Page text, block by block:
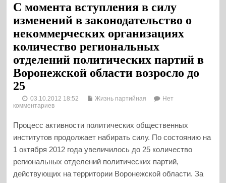
С момента вступления в силу
изменений в законодательство о
некоммерческих организациях
количество региональных
отделений политических партий в
Воронежской области возросло до
25
03.10.2012 18:52 Жизнь партийная
Нет
комментариев
Процесс активности политических общественных
институтов продолжает набирать силу. По состоянию на
1 октября 2012 года увеличилось до 25 количество
региональных отделений политических партий,
действующих на территории Воронежской области. За